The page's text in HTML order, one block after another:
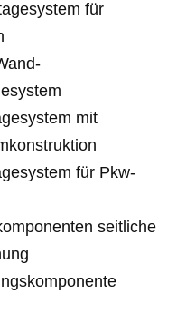
für
mit
für Pkw-
seitliche